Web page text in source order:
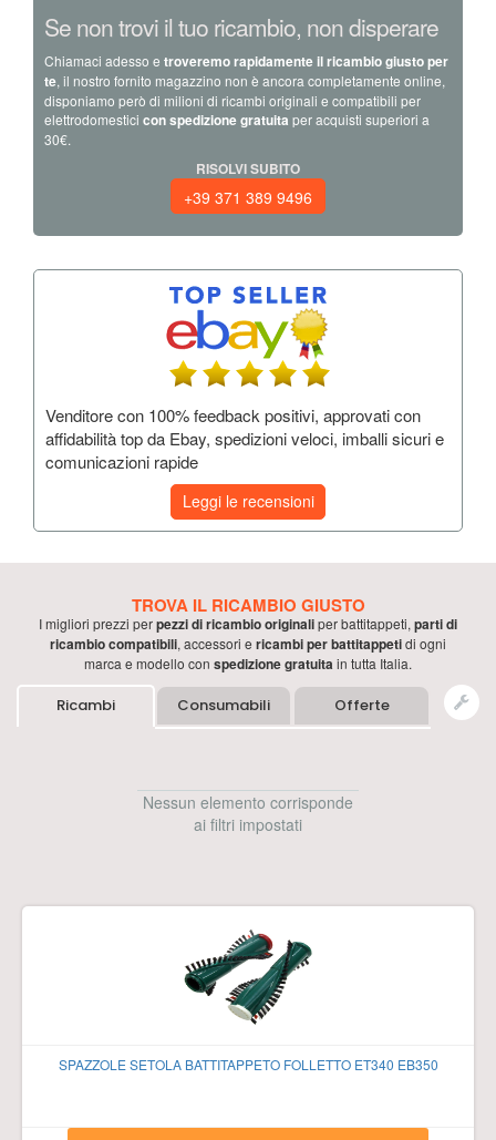
Se non trovi il tuo ricambio, non disperare
Chiamaci adesso e troveremo rapidamente il ricambio giusto per
te, il nostro fornito magazzino non è ancora completamente online,
disponiamo però di milioni di ricambi originali e compatibili per
elettrodomestici con spedizione gratuita per acquisti superiori a
30€.
RISOLVI SUBITO
+39 371 389 9496
Venditore con 100% feedback positivi, approvati con
affidabilità top da Ebay, spedizioni veloci, imballi sicuri e
comunicazioni rapide
Leggi le recensioni
TROVA IL RICAMBIO GIUSTO
I migliori prezzi perpezzi di ricambio originaliperbattitappeti, parti di
ricambio compatibili, accessori e ricambi perbattitappetidi ogni
marca e modello con spedizione gratuitain tutta Italia.
Ricambi Consumabili Offerte
Nessun elemento corrisponde
ai filtri impostati
SPAZZOLE SETOLA BATTITAPPETO FOLLETTO ET340 EB350